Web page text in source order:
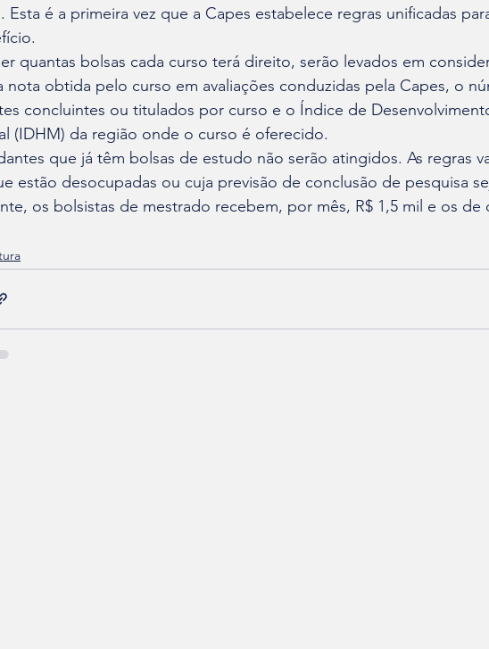
Esta é a primeira vez que a Capes estabelece regras unificadas
quantas bolsas cada curso terá direito, serão levados em
nota obtida pelo curso em avaliações conduzidas pela Capes, o
concluintes ou titulados por curso e o Índice de
(IDHM) da região onde o curso é oferecido.
que já têm bolsas de estudo não serão atingidos. As regras
estão desocupadas ou cuja previsão de conclusão de pesquisa
os bolsistas de mestrado recebem, por mês, R$ 1,5 mil e os de